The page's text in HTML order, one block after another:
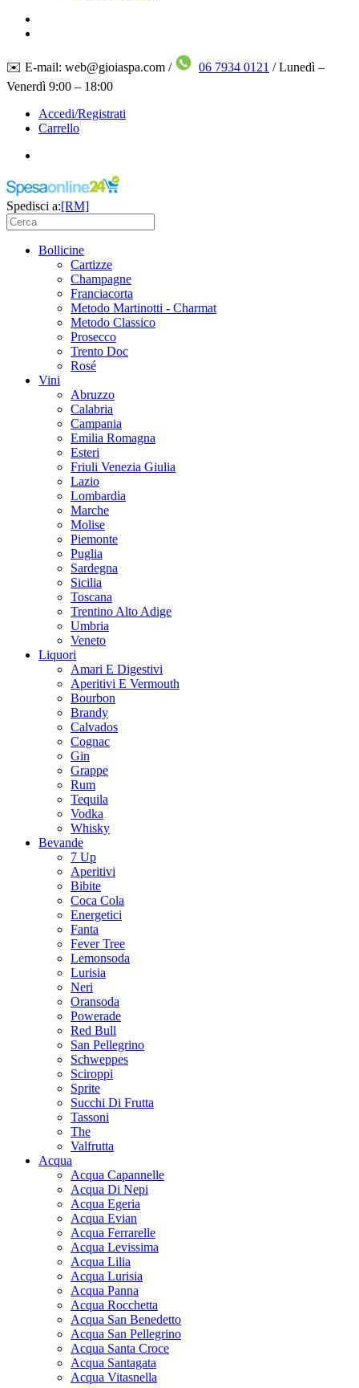
✉️ E-mail: web@gioiaspa.com / 06 7934 0121 / Lunedì –
Venerdì 9:00 – 18:00
Accedi/Registrati
Carrello
Spedisci a:[RM]
Bollicine
Cartizze
Champagne
Franciacorta
Metodo Martinotti - Charmat
Metodo Classico
Prosecco
Trento Doc
Rosé
Vini
Abruzzo
Calabria
Campania
Emilia Romagna
Esteri
Friuli Venezia Giulia
Lazio
Lombardia
Marche
Molise
Piemonte
Puglia
Sardegna
Sicilia
Toscana
Trentino Alto Adige
Umbria
Veneto
Liquori
Amari E Digestivi
Aperitivi E Vermouth
Bourbon
Brandy
Calvados
Cognac
Gin
Grappe
Rum
Tequila
Vodka
Whisky
Bevande
7 Up
Aperitivi
Bibite
Coca Cola
Energetici
Fanta
Fever Tree
Lemonsoda
Lurisia
Neri
Oransoda
Powerade
Red Bull
San Pellegrino
Schweppes
Sciroppi
Sprite
Succhi Di Frutta
Tassoni
The
Valfrutta
Acqua
Acqua Capannelle
Acqua Di Nepi
Acqua Egeria
Acqua Evian
Acqua Ferrarelle
Acqua Levissima
Acqua Lilia
Acqua Lurisia
Acqua Panna
Acqua Rocchetta
Acqua San Benedetto
Acqua San Pellegrino
Acqua Santa Croce
Acqua Santagata
Acqua Vitasnella